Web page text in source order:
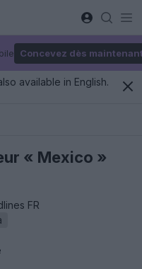
Concevez dès
available in English.
« Mexico »
FR